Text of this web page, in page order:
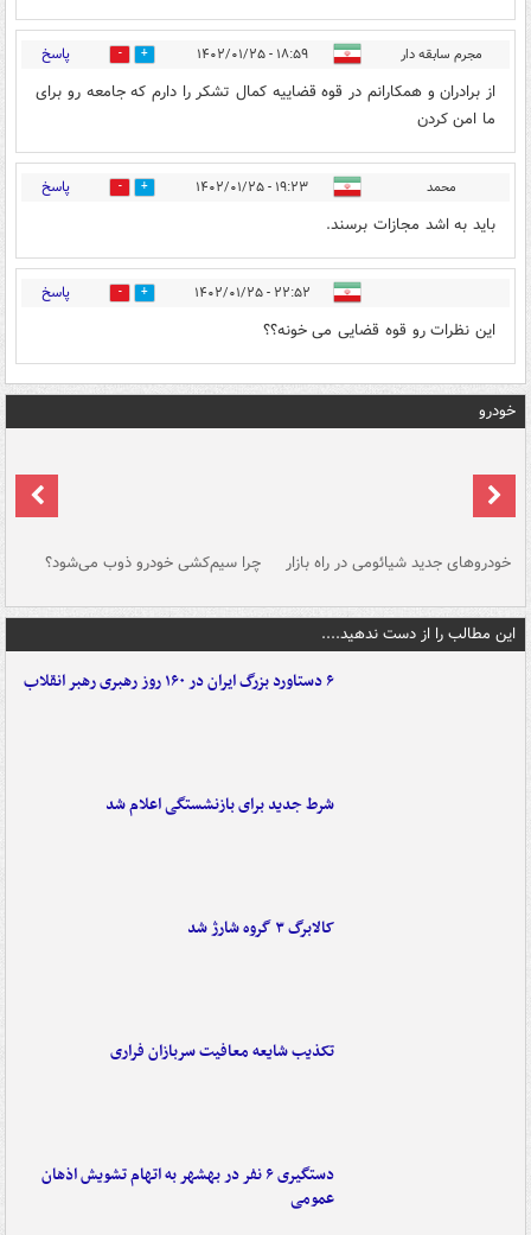
مجرم سابقه دار ۱۸:۵۹ - ۱۴۰۲/۰۱/۲۵ 1 پاسخ
از برادران و همکارانم در قوه قضاییه کمال تشکر را دارم که جامعه رو برای
ما امن کردن
محمد ۱۹:۲۳ - ۱۴۰۲/۰۱/۲۵ 2 پاسخ
باید به اشد مجازات برسند.
۲۲:۵۲ - ۱۴۰۲/۰۱/۲۵ 1 پاسخ
این نظرات رو قوه قضایی می خونه؟؟
خودرو
خودروهای جدید شیائومی در راه بازار چرا سیم‌کشی خودرو ذوب می‌شود؟
این مطالب را از دست ندهید....
۶ دستاورد بزرگ ایران در ۱۶۰ روز رهبری رهبر انقلاب
شرط جدید برای بازنشستگی اعلام شد
کالابرگ ۳ گروه شارژ شد
تکذیب شایعه معافیت سربازان فراری
دستگیری ۶ نفر در بهشهر به اتهام تشویش اذهان
عمومی